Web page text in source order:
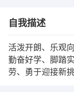
自我描述
活泼开朗、乐观
勤奋好学、脚踏
劳、勇于迎接新挑